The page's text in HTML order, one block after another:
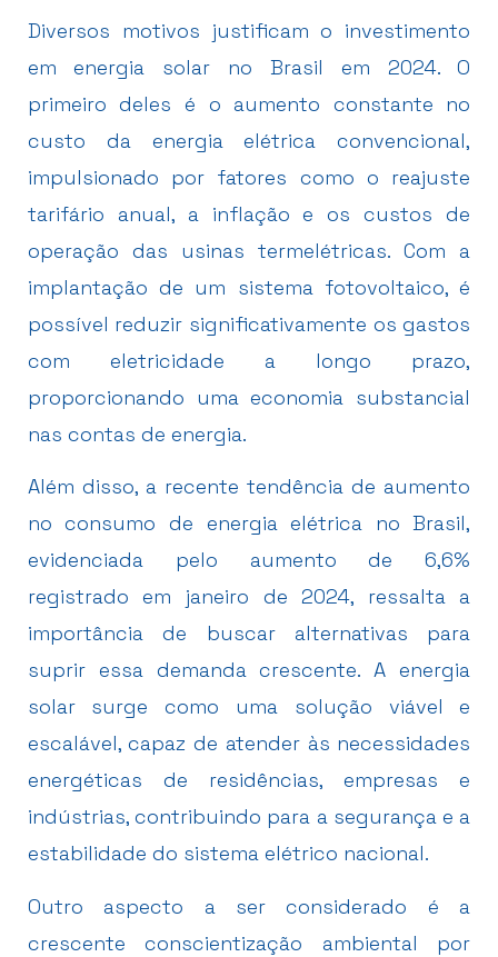
Diversos motivos justificam o investimento
em energia solar no Brasil em 2024. O
primeiro deles é o aumento constante no
custo da energia elétrica convencional,
impulsionado por fatores como o reajuste
tarifário anual, a inflação e os custos de
operação das usinas termelétricas. Com a
implantação de um sistema fotovoltaico, é
possível reduzir significativamente os gastos
com eletricidade a longo prazo,
proporcionando uma economia substancial
nas contas de energia.
Além disso, a recente tendência de aumento
no consumo de energia elétrica no Brasil,
evidenciada pelo aumento de 6,6%
registrado em janeiro de 2024, ressalta a
importância de buscar alternativas para
suprir essa demanda crescente. A energia
solar surge como uma solução viável e
escalável, capaz de atender às necessidades
energéticas de residências, empresas e
indústrias, contribuindo para a segurança e a
estabilidade do sistema elétrico nacional.
Outro aspecto a ser considerado é a
crescente conscientização ambiental por